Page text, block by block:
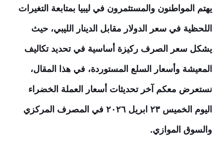
يهتم المواطنون والمستثمرون في ليبيا بمتابعة التغيرات
اللحظية في سعر الدولار مقابل الدينار الليبي، حيث
يشكل سعر الصرف ركيزة أساسية في تحديد تكاليف
المعيشة وأسعار السلع المستوردة، في هذا المقال،
نستعرض معكم آخر تحديثات أسعار العملة الخضراء
اليوم الخميس ٢٣ ابريل ٢٠٢٦ في المصرف المركزي
والسوق الموازي.